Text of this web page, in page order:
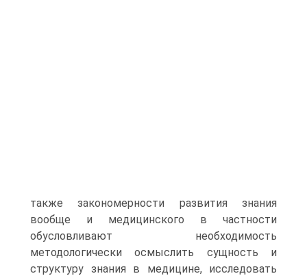
также закономерности развития знания
вообще и медицинского в частности
обусловливают необходимость
методологически осмыслить сущность и
структуру знания в медицине, исследовать